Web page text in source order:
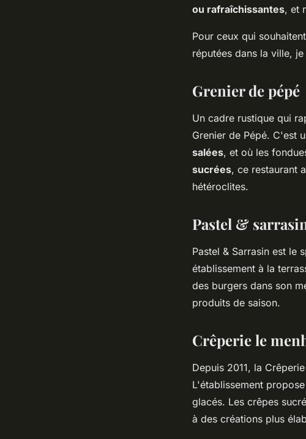
ou rafraîchissantes, et
Pour ceux qui
réputées dans la ville,
Grenier de pépé
Un cadre rustique qui
Grenier de Pépé. C'est
salées, et où les
sucrées, ce restaurant
hétéroclites.
Pastel &
Pastel & Sarrasin est le
établissement à la
des burgers dans son
produits de saison.
Crêperie le
Depuis 2011, la
L'établissement
glacés. Les crêpes
à des créations plus